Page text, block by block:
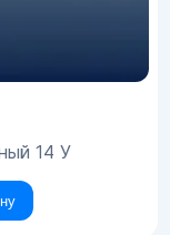
14 У